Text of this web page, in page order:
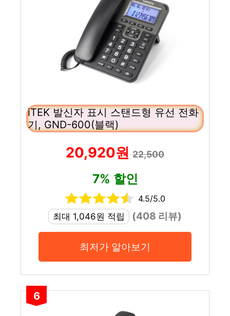
iTEK 발신자 표시 스탠드형 유선 전화
기, GND-600(블랙)
20,920원 22,500
7% 할인
4.5/5.0
최대 1,046원 적립
(408 리뷰)
최저가 알아보기
6